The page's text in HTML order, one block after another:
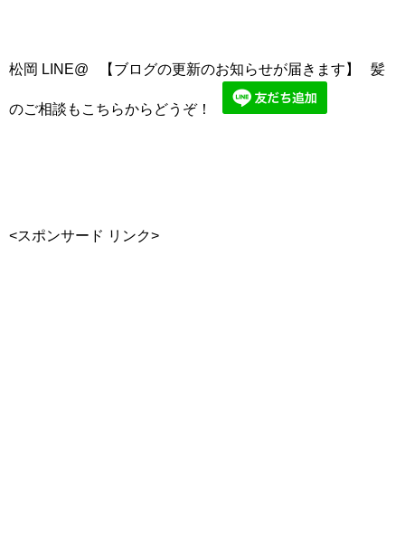
松岡 LINE@ 【ブログの更新のお知らせが届きます】 髪
のご相談もこちらからどうぞ！
<スポンサード リンク>